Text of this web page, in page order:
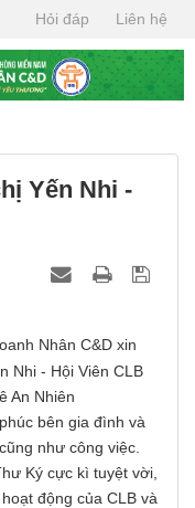
Hỏi đáp Liên hệ
Yến Nhi -
Nhân C&D xin
Nhi - Hội Viên CLB
An Nhiên
bên gia đình và
như công việc.
Ký cực kì tuyệt vời,
động của CLB và